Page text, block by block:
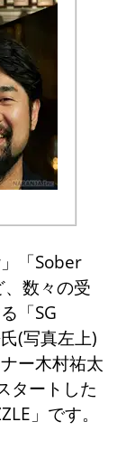
「Sober
数々の受
「SG
(写真左上)
ー木村祐太
タートした
」です。